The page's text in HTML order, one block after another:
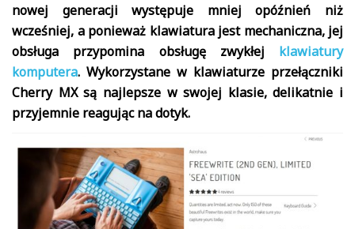
nowej generacji występuje mniej opóźnień niż
wcześniej, a ponieważ klawiatura jest mechaniczna, jej
obsługa przypomina obsługę zwykłej klawiatury
komputera. Wykorzystane w klawiaturze przełączniki
Cherry MX są najlepsze w swojej klasie, delikatnie i
przyjemnie reagując na dotyk.